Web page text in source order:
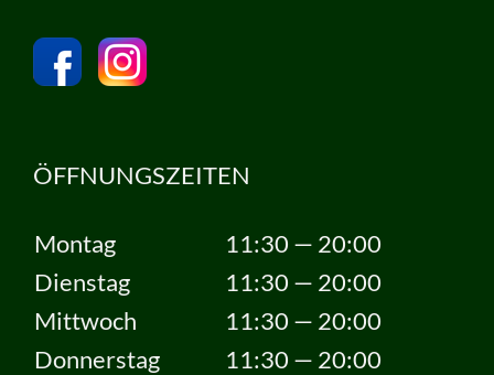
ÖFFNUNGSZEITEN
Montag
11:30 — 20:00
Dienstag
11:30 — 20:00
Mittwoch
11:30 — 20:00
Donnerstag
11:30 — 20:00